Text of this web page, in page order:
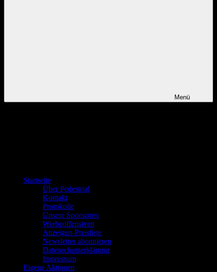
Menü
Startseite
Über Pedestrial
Kontakt
Protokolle
Unsere Sponsoren
Werbeoffensiven
Anzeigen-Preisliste
Newsletter abonnieren
Datenschutzerklärung
Impressum
Eigene Aktionen